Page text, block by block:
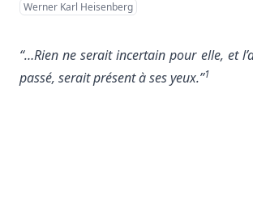
Werner Karl Heisenberg
“…Rien ne serait incertain pour elle, et
passé, serait présent à ses yeux.”1